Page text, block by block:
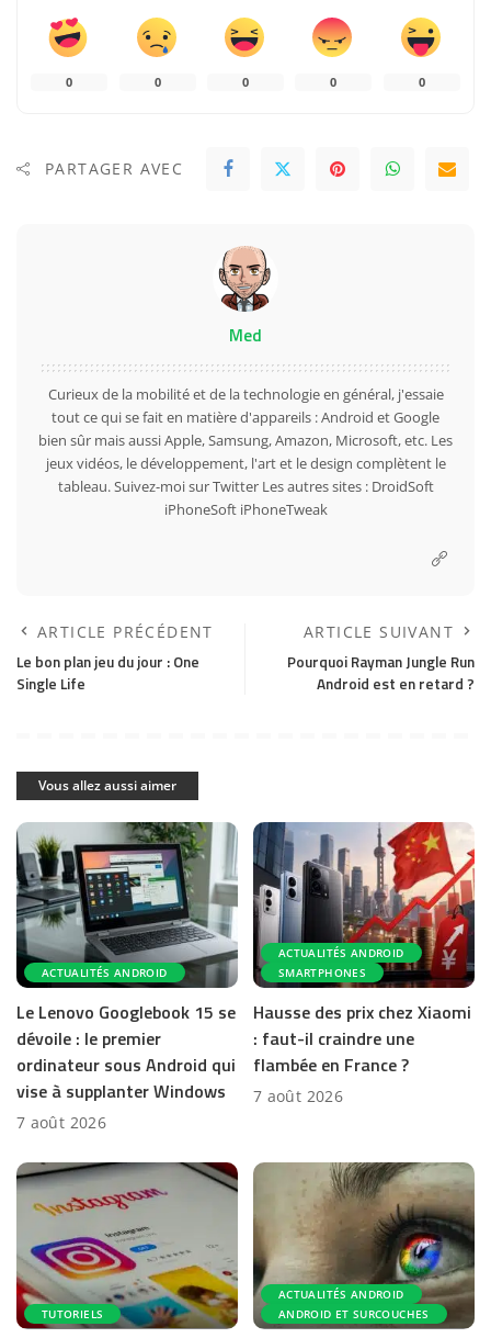
0 0 0 0 0
PARTAGER AVEC
Med
Curieux de la mobilité et de la technologie en général, j'essaie
tout ce qui se fait en matière d'appareils : Android et Google
bien sûr mais aussi Apple, Samsung, Amazon, Microsoft, etc. Les
jeux vidéos, le développement, l'art et le design complètent le
tableau. Suivez-moi surTwitterLes autres sites : DroidSoft
iPhoneSoft iPhoneTweak
ARTICLE PRÉCÉDENT
Le bon plan jeu du jour : One
Single Life
ARTICLE SUIVANT
Pourquoi Rayman Jungle Run
Android est en retard ?
Vous allez aussi aimer
ACTUALITÉS ANDROID
Le Lenovo Googlebook 15 se
dévoile : le premier
ordinateur sous Android qui
vise à supplanter Windows
7 août 2026
ACTUALITÉS ANDROID
SMARTPHONES
Hausse des prix chez Xiaomi
: faut-il craindre une
flambée en France ?
7 août 2026
TUTORIELS
ACTUALITÉS ANDROID
ANDROID ET SURCOUCHES